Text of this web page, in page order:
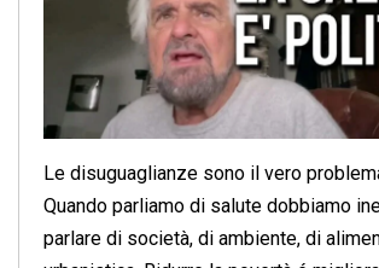
Le disuguaglianze sono il vero
Quando parliamo di salute dobbiamo
parlare di società, di ambiente, di